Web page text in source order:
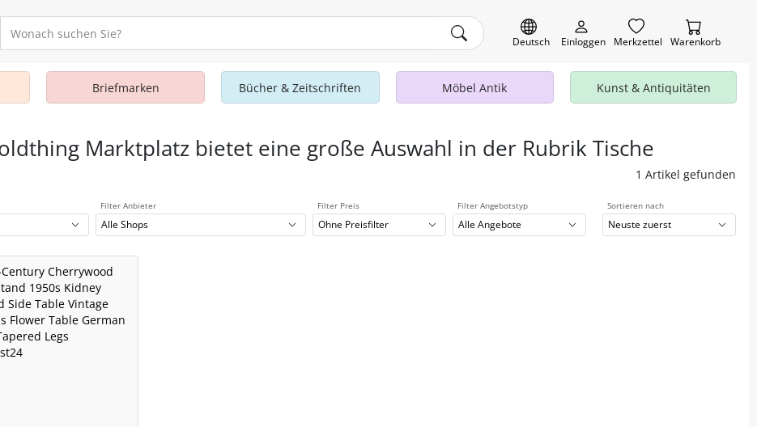
Deutsch Einloggen Merkzettel Warenkorb
Briefmarken Bücher & Zeitschriften Möbel Antik Kunst & Antiquitäten
Marktplatz bietet eine große Auswahl in der Rubrik Tische
1 Artikel gefunden
Filter Anbieter
Alle Shops
Filter Preis
Ohne Preisfilter
Filter Angebotstyp
Alle Angebote
Sortieren nach
Neuste zuerst